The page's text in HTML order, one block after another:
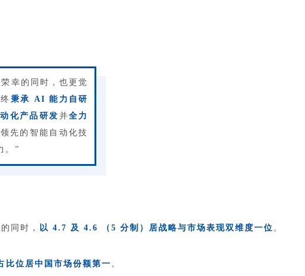
幸的同时，也更觉
秉承 AI 能力自研
化产品研发 并全力
先的智能自动化技
。”
的同时， 以 4.7 及 4.6 （5 分制）居战略与市场表现双维度一位 。
比位居中国市场份额第一 。